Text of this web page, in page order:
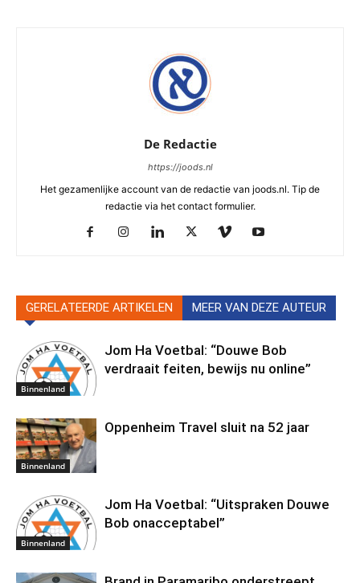
De Redactie
https://joods.nl
Het gezamenlijke account van de redactie van joods.nl. Tip de
redactie via het contact formulier.
GERELATEERDE ARTIKELEN MEER VAN DEZE AUTEUR
Binnenland
Jom Ha Voetbal: “Douwe Bob
verdraait feiten, bewijs nu online”
Binnenland
Oppenheim Travel sluit na 52 jaar
Binnenland
Jom Ha Voetbal: “Uitspraken Douwe
Bob onacceptabel”